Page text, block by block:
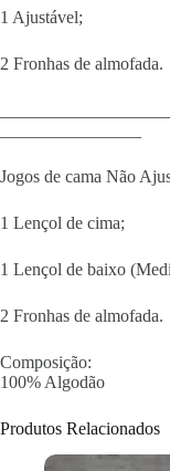
1 Ajustável;
2 Fronhas de almofada.
Jogos de cama Não
1 Lençol de cima;
1 Lençol de baixo
2 Fronhas de almofada.
Composição:
100% Algodão
Produtos Relacionados